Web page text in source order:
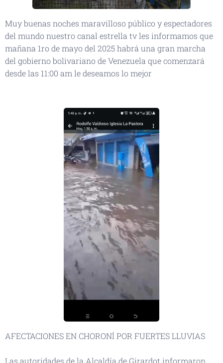
Muy buenas noches maravilloso público y espectadores
del mundo nuestro canal estrella tv les informamos que
mañana 1ro de mayo del 2025 habrá una gran marcha
del gobierno bolivariano de Venezuela que comenzará
desde las 11:00 am le deseamos lo mejor
AFECTACIONES EN CHORONÍ POR FUERTES LLUVIAS 🌧️
Las autoridades de la Alcaldía de Girardot informaron